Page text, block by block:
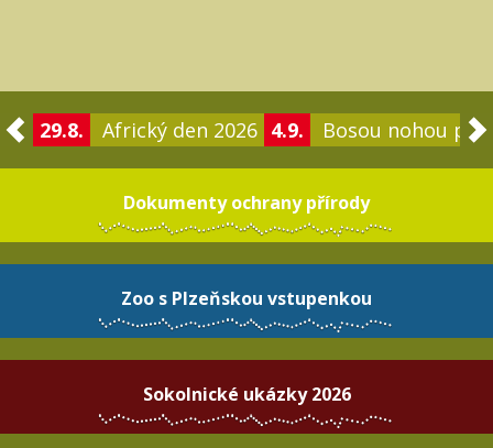
29.8. Africký den 2026 4.9. Bosou nohou po
Dokumenty ochrany přírody
Zoo s Plzeňskou vstupenkou
Sokolnické ukázky 2026